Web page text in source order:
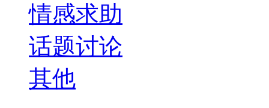
情感求助
话题讨论
其他